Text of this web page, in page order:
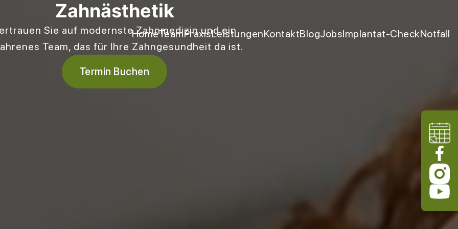
HomeTeamPraxisLeistungenKontaktBlogJobsImplantat-CheckNotfall
Zahnästhetik
Sie auf modernste Zahnmedizin und ein
Team, das für Ihre Zahngesundheit da ist.
Termin Buchen